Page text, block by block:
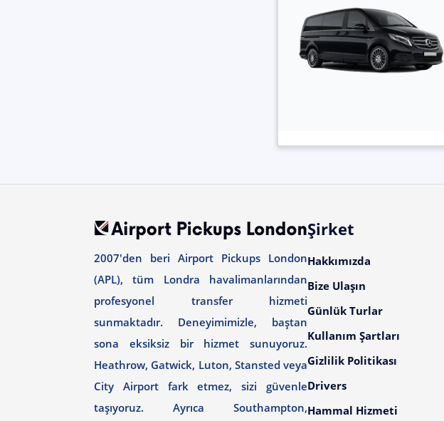
2007'den beri Airport Pickups London
(APL), tüm Londra havalimanlarından
profesyonel transfer hizmeti
sunmaktadır. Deneyimimizle, baştan
sona eksiksiz bir hizmet sunuyoruz.
Heathrow, Gatwick, Luton, Stansted veya
City Airport fark etmez, sizi güvenle
taşıyoruz. Ayrıca Southampton,
Şirket
Hakkımızda
Bize Ulaşın
Günlük Turlar
Kullanım Şartları
Gizlilik Politikası
Drivers
Hammal Hizmeti